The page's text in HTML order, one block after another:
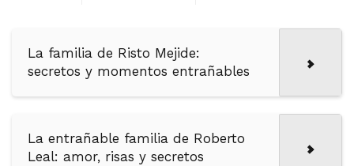
La familia de Risto Mejide:
secretos y momentos entrañables
La entrañable familia de Roberto
Leal: amor, risas y secretos